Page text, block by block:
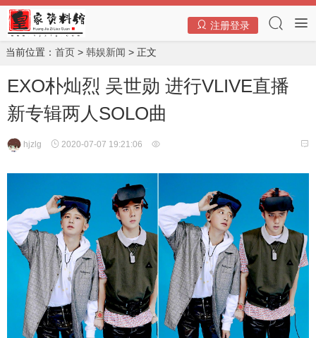
注册登录
当前位置： 首页 > 韩娱新闻 > 正文
EXO朴灿烈 吴世勋 进行VLIVE直播
新专辑两人SOLO曲
hjzlg 2020-07-07 19:21:06